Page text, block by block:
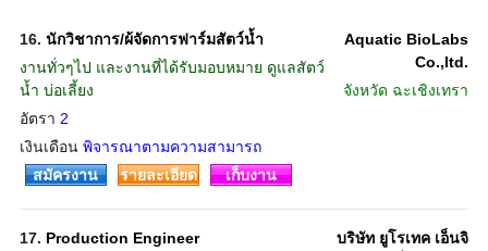
16. นักวิชาการ/ผ้จัดการฟาร์มสัตว์น้ำ
งานทั่วๆไป และงานที่ได้รับมอบหมาย ดูแลสัตว์
น้ำ บ่อเลี้ยง
อัตรา 2
เงินเดือน พิจารณาตามความสามารถ
Aquatic BioLabs
Co.,ltd.
จังหวัด ฉะเชิงเทรา
สมัครงาน รายละเอียด เก็บงาน
17. Production Engineer
บริษัท ยูโรเทค เอ็นจิ